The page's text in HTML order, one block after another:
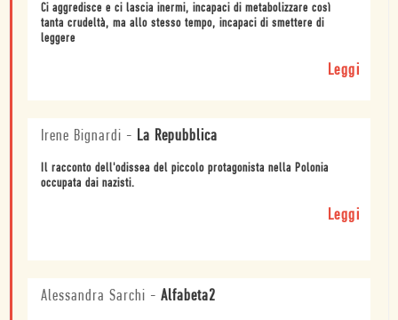
Ci aggredisce e ci lascia inermi, incapaci di metabolizzare così
tanta crudeltà, ma allo stesso tempo, incapaci di smettere di
leggere
Leggi
Irene Bignardi - La Repubblica
Il racconto dell'odissea del piccolo protagonista nella Polonia
occupata dai nazisti.
Leggi
Alessandra Sarchi - Alfabeta2